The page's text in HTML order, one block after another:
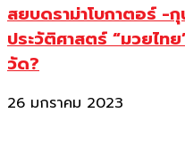
สยบดราม่าโบกาตอร์ -
ประวัติศาสตร์ “มวยไท
วัด?
26 มกราคม 2023